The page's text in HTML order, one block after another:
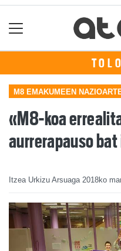
M8 EMAKUMEEN
«M8-koa
aurrerapauso
Itzea Urkizu Arsuaga 2018ko